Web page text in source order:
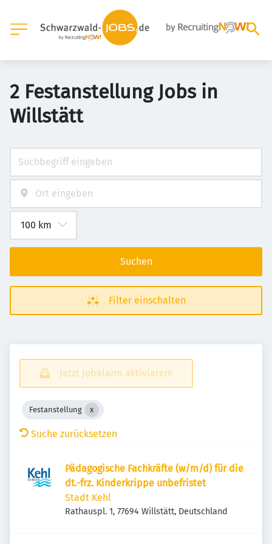
2 Festanstellung Jobs in
Willstätt
Suchen
Filter einschalten
Jetzt Jobalarm aktivieren!
Festanstellung
Suche zurücksetzen
Pädagogische Fachkräfte (w/m/d) für die
dt.-frz. Kinderkrippe unbefristet
Stadt Kehl
Rathauspl. 1, 77694 Willstätt, Deutschland